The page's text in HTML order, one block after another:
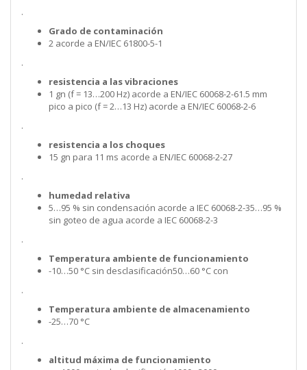
.
Grado de contaminación
2 acorde a EN/IEC 61800-5-1
.
resistencia a las vibraciones
1 gn (f = 13…200 Hz) acorde a EN/IEC 60068-2-61.5 mm
pico a pico (f = 2…13 Hz) acorde a EN/IEC 60068-2-6
.
resistencia a los choques
15 gn para 11 ms acorde a EN/IEC 60068-2-27
.
humedad relativa
5…95 % sin condensación acorde a IEC 60068-2-35…95 %
sin goteo de agua acorde a IEC 60068-2-3
.
Temperatura ambiente de funcionamiento
-10…50 °C sin desclasificación50…60 °C con
.
Temperatura ambiente de almacenamiento
-25…70 °C
.
altitud máxima de funcionamiento